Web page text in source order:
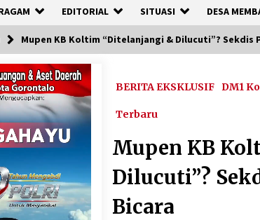
EDITORIAL SITUASI DESA
Mupen KB Koltim “Ditelanjangi & Dilucuti”? Sekdis
BERITA EKSKLUSIF DM1
Terbaru
Mupen KB
Dilucuti”?
Bicara